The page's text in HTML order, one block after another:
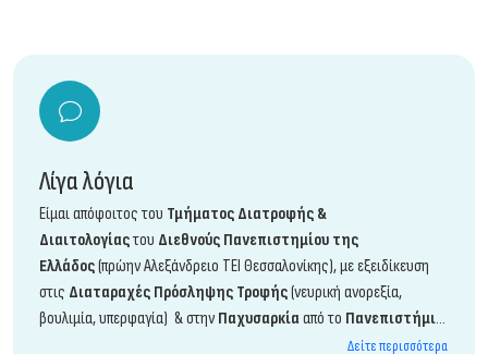
Λίγα λόγια
Είμαι απόφοιτος του Τμήματος Διατροφής &
Διαιτολογίαςτου Διεθνούς Πανεπιστημίου της
Ελλάδος(πρώην Αλεξάνδρειο ΤΕΙ Θεσσαλονίκης), με εξειδίκευση
στις Διαταραχές Πρόσληψης Τροφής(νευρική ανορεξία,
βουλιμία, υπερφαγία) & στην Παχυσαρκίααπό το Πανεπιστήμιο
νόμιμη άδεια ασκήσεως επαγγέλματοςκαι
Δείτε περισσότερα